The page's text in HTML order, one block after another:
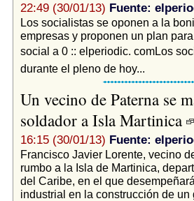
22:49 (30/01/13) Fuente:
Los socialistas se oponen a la
empresas y proponen un plan
social a 0 :: elperiodic. comLos
durante el pleno de hoy...
Un vecino de Paterna se
soldador a Isla Martinica
16:15 (30/01/13) Fuente:
Francisco Javier Lorente, vecino
rumbo a la Isla de Martinica,
del Caribe, en el que
industrial en la construcción de un